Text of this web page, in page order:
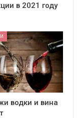
в 2021 году
водки и вина